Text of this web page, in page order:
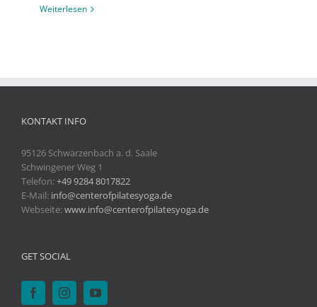
Weiterlesen
KONTAKT INFO
95126 Schwarzenbach a. d. Saale
Schwingener Weg 1
Telefon:+49 9284 8017822
E-Mail: info@centerofpilatesyoga.de
Webseite:www.info@centerofpilatesyoga.de
GET SOCIAL